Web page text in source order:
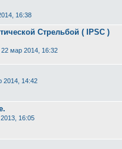
16:38
Стрельбой ( IPSC )
22 мар 2014, 16:32
2014, 14:42
16:05